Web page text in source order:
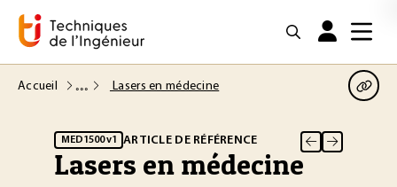
Accueil Lasers en médecine
MED1500 v1 ARTICLE DE RÉFÉRENCE
Lasers en médecine